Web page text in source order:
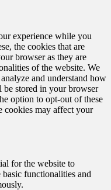
experience while you
the cookies that are
browser as they are
of the website. We
and understand how
be stored in your browser
option to opt-out of these
cookies may affect your
for the website to
functionalities and